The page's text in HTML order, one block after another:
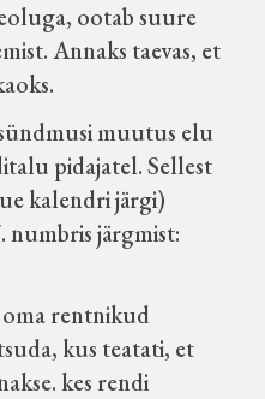
ootab suure
Annaks taevas, et
muutus elu
pidajatel. Sellest
kalendri järgi)
numbris järgmist:
oma rentnikud
kus teatati, et
kes rendi